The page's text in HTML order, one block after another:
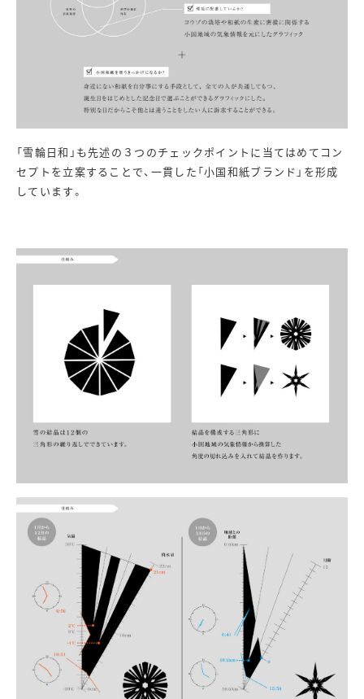
「雪輪日和」も先述の３つのチェックポイントに当てはめてコン
セプトを立案することで、一貫した「小国和紙ブランド」を形成
しています。